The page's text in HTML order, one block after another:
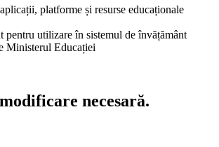
platforme și resurse educaționale
pentru utilizare în sistemul de învățământ
Ministerul Educației
necesară.